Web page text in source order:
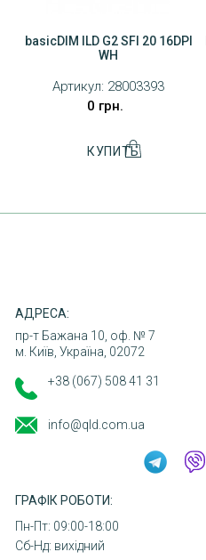
basicDIM ILD G2 SFI 20 16DPI
WH
Артикул: 28003393
0 грн.
АДРЕСА:
пр-т Бажана 10, оф. № 7
м. Київ, Україна, 02072
ГРАФІК РОБОТИ:
Пн-Пт: 09:00-18:00
Сб-Нд: вихідний
+38 (067) 508 41 31
info@qld.com.ua